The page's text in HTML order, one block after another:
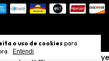
o uso de cookies para
Entendi
|| [];